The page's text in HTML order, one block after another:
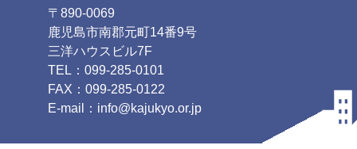
〒890-0069
鹿児島市南郡元町14番9号
三洋ハウスビル7F
TEL：099-285-0101
FAX：099-285-0122
E-mail：info@kajukyo.or.jp